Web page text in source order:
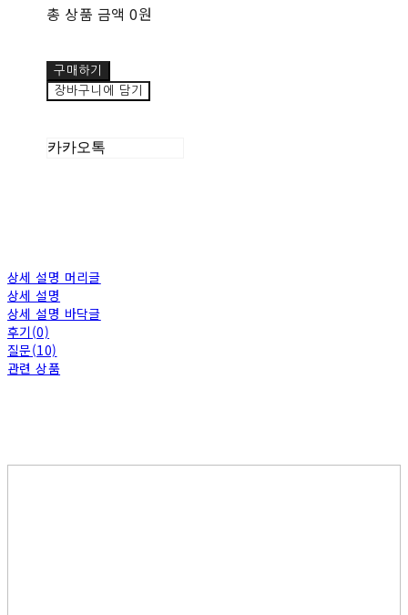
총 상품 금액 0원
구매하기
장바구니에 담기
카카오톡
상세 설명 머리글
상세 설명
상세 설명 바닥글
후기(0)
질문(10)
관련 상품